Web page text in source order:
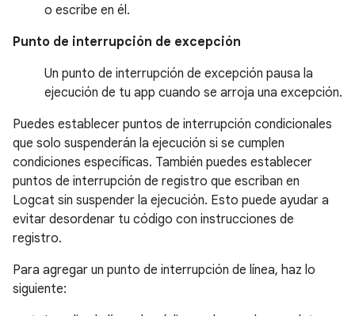
o escribe en él.
Punto de interrupción de excepción
Un punto de interrupción de excepción pausa la
ejecución de tu app cuando se arroja una excepción.
Puedes establecer puntos de interrupción condicionales
que solo suspenderán la ejecución si se cumplen
condiciones específicas. También puedes establecer
puntos de interrupción de registro que escriban en
Logcat sin suspender la ejecución. Esto puede ayudar a
evitar desordenar tu código con instrucciones de
registro.
Para agregar un punto de interrupción de línea, haz lo
siguiente: